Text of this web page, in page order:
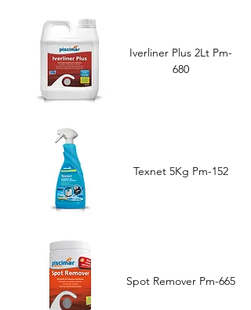
Iverliner Plus 2Lt Pm-
680
Texnet 5Kg Pm-152
Spot Remover Pm-665